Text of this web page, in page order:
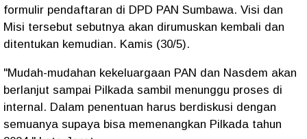
formulir pendaftaran di DPD PAN Sumbawa. Visi dan
Misi tersebut sebutnya akan dirumuskan kembali dan
ditentukan kemudian. Kamis (30/5).
"Mudah-mudahan kekeluargaan PAN dan Nasdem akan
berlanjut sampai Pilkada sambil menunggu proses di
internal. Dalam penentuan harus berdiskusi dengan
semuanya supaya bisa memenangkan Pilkada tahun